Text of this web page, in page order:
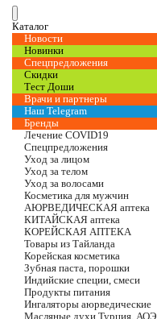
Каталог
Новости
Новинки
Спецпредложения
Скидки
Тест Доши
Врачи и партнеры
Наш Telegram
Бренды
Лечение COVID19
Спецпредложения
Уход за лицом
Уход за телом
Уход за волосами
Косметика для мужчин
АЮРВЕДИЧЕСКАЯ аптека
КИТАЙСКАЯ аптека
КОРЕЙСКАЯ АПТЕКА
Товары из Тайланда
Корейская косметика
Зубная паста, порошки
Индийские специи, смеси
Продукты питания
Ингаляторы аюрведические
Масляные духи Турция, АОЭ